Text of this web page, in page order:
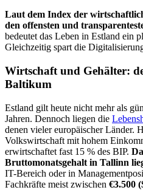
Laut dem Index der
den offensten und
bedeutet das Leben in Estland ein
Gleichzeitig spart die
Wirtschaft und Gehälter:
Baltikum
Estland gilt heute nicht mehr als
Jahren. Dennoch liegen die
denen vieler europäischer Länder.
Volkswirtschaft mit hohem
erwirtschaftet fast 15 % des BIP.
Bruttomonatsgehalt in Tallinn
IT-Bereich oder in
Fachkräfte meist zwischen €3.500